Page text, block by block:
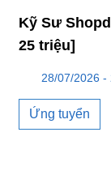
Kỹ Sư
25 triệu]
28/07/2026 -
Ứng tuyển